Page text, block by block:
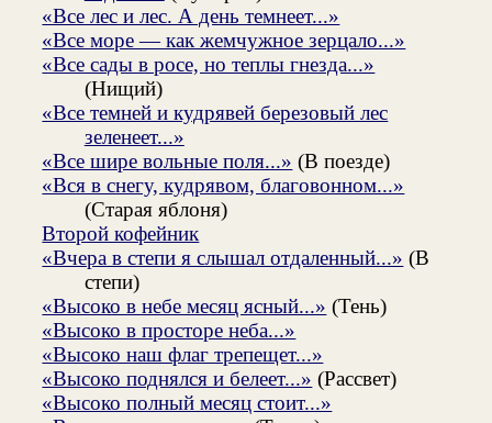
«Все лес и лес. А день темнеет...»
«Все море — как жемчужное зерцало...»
«Все сады в росе, но теплы гнезда...»
(Нищий)
«Все темней и кудрявей березовый лес
зеленеет...»
«Все шире вольные поля...» (В поезде)
«Вся в снегу, кудрявом, благовонном...»
(Старая яблоня)
Второй кофейник
«Вчера в степи я слышал отдаленный...» (В
степи)
«Высоко в небе месяц ясный...» (Тень)
«Высоко в просторе неба...»
«Высоко наш флаг трепещет...»
«Высоко поднялся и белеет...» (Рассвет)
«Высоко полный месяц стоит...»